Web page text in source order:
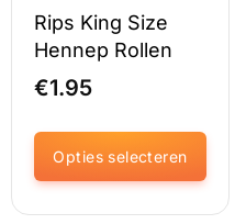
Rips King Size
Hennep Rollen
€1.95
Opties selecteren
Dit
product